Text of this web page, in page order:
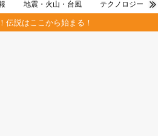
地震・火山・台風 テクノロジー
伝説はここから始まる！